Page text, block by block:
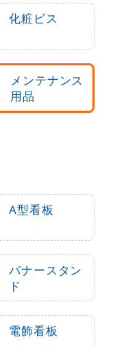
化粧ビス
メンテナンス
用品
A型看板
バナースタン
ド
電飾看板